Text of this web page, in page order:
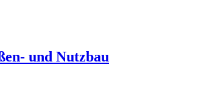
und Nutzbau